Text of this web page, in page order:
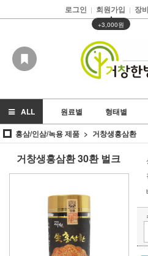
로그인 | 회원가입 |
▲
+3,000원
장
ALL 원료별 형태별
홍삼/인삼/녹용 제품
거창생홍삼환
거창생홍삼환 30환 벌크